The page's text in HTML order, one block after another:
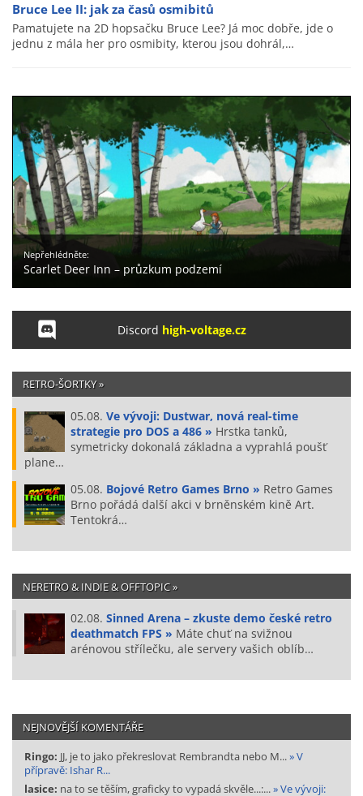
Bruce Lee II: jak za časů osmibitů
Pamatujete na 2D hopsačku Bruce Lee? Já moc dobře, jde o
jednu z mála her pro osmibity, kterou jsou dohrál,…
Nepřehlédněte:
Scarlet Deer Inn – průzkum podzemí
Discord high-voltage.cz
RETRO-ŠORTKY »
05.08. Ve vývoji: Dustwar, nová real-time
strategie pro DOS a 486 » Hrstka tanků,
symetricky dokonalá základna a vyprahlá poušť
plane…
05.08. Bojové Retro Games Brno » Retro Games
Brno pořádá další akci v brněnském kině Art.
Tentokrá…
NERETRO & INDIE & OFFTOPIC »
02.08. Sinned Arena – zkuste demo české retro
deathmatch FPS » Máte chuť na svižnou
arénovou střílečku, ale servery vašich oblíb…
NEJNOVĚJŠÍ KOMENTÁŘE
Ringo: JJ, je to jako překreslovat Rembrandta nebo M...» V
přípravě: Ishar R...
lasice: na to se těším, graficky to vypadá skvěle...:...» Ve vývoji: